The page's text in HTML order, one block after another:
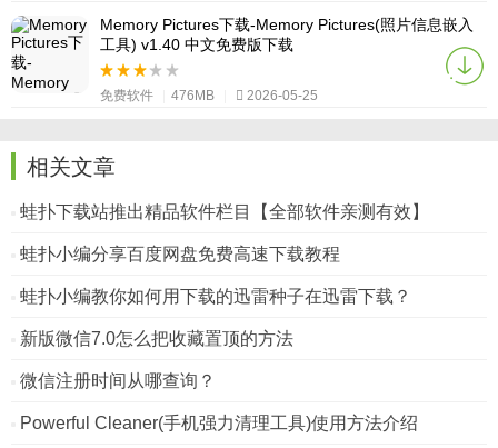
Memory Pictures下载-Memory Pictures(照片信息嵌入
工具) v1.40 中文免费版下载
免费软件 476MB 2026-05-25
相关文章
蛙扑下载站推出精品软件栏目【全部软件亲测有效】
蛙扑小编分享百度网盘免费高速下载教程
蛙扑小编教你如何用下载的迅雷种子在迅雷下载？
新版微信7.0怎么把收藏置顶的方法
微信注册时间从哪查询？
Powerful Cleaner(手机强力清理工具)使用方法介绍